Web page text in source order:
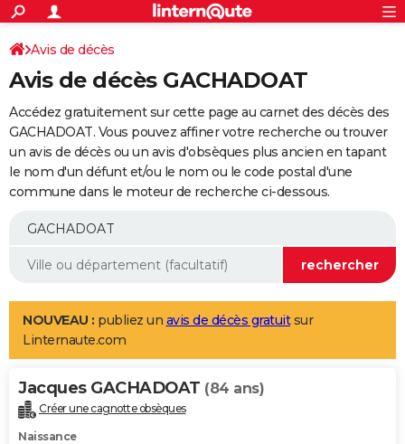
ACTUALITÉS
Politique
Société
Faits Divers
Education
Monde
Villes
+
SPORT
Coupe du monde 2026
Football
Tennis
Cyclisme
Rugby
Forum
Programme TV
TNT
Streaming
Cinéma
Sorties cinéma
Musique
+
FINANCE
Impôts
Immobilier
Risques naturels par ville
Banque
Assurance
Crédit
AUTO
Essais
Réserver un essai
Citadines
Berlines
SUV
Forum auto
+
Mobiles
Meilleur smartphone
Internet
Ordinateurs
Jeux vidéo
Guide high-tech
Aménagement intérieur
LIFESTYLE
Art de vivre
Bien-être
Loisirs
Mode
Modes de vie
Alimentation
Guide de la santé
Maladies
Médicaments
Sommeil
VOYAGE
Destinations
City break
Voyage nature
Voyage de noces
Forum
Climat
+PHOTO
Avis de décès
Avis de décès GACHADOAT
Accédez gratuitement sur cette page au carnet des décès des
GACHADOAT. Vous pouvez affiner votre recherche ou trouver
un avis de décès ou un avis d'obsèques plus ancien en tapant
le nom d'un défunt et/ou le nom ou le code postal d'une
commune dans le moteur de recherche ci-dessous.
NOUVEAU : publiez un avis de décès gratuitsur
Linternaute.com
Jacques GACHADOAT (84 ans)
Créer une cagnotte obsèques
Naissance